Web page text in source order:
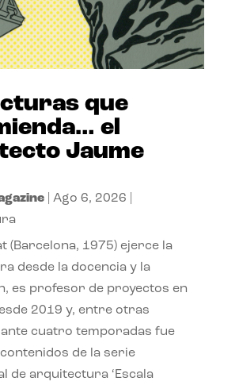
que
el
Jaume
| Ago 6, 2026
(Barcelona, 1975) ejerce la
desde la docencia y la
es profesor de proyectos en
2019 y, entre otras
cuatro temporadas fue
de la serie
de arquitectura ‘Escala